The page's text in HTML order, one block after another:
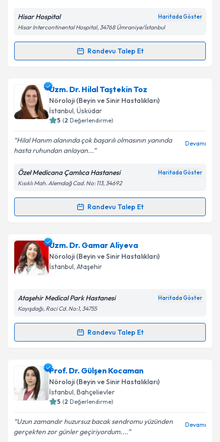
Kişisel verilerimin işlenmesine ilişkin
Metni'ni okudum ve kişisel verilerimin belirtilen
Takvim Talebini Gönder
Hisar Hospital Haritada Göster
Hisar Intercontinental Hospital, 34768 Ümraniye/İstanbul
Randevu Talep Et
Randevu Takvimi Talebi
Uzm. Dr. Gülümser Kızıltaş Tokmak
takvimi talebi oluşturun. Size bu uzmandan randevu
almanız için bir takvim hazırlandığında e-posta ile
bilgilendireceğiz.
E-posta Adresiniz
Kişisel verilerimin işlenmesine ilişkin
Metni'ni okudum ve kişisel verilerimin belirtilen
kapsamda işlenmesini kabul ediyorum.
Uzm. Dr. Hilal Taştekin Toz
Nöroloji (Beyin ve Sinir Hastalıkları)
İstanbul, Üsküdar
5 (2 Değerlendirme)
Hilal Hanım alanında çok başarılı olmasının yanında
hasta ruhundan anlayan...
Devamı
Özel Medicana Çamlıca Hastanesi Haritada Göster
Kısıklı Mah. Alemdağ Cad. No: 113, 34692
Randevu Talep Et
Randevu Takvimi Talebi
Uzm. Dr. Hilal Taştekin Toziçin randevu takvimi
talebi oluşturun. Size bu uzmandan randevu almanız
için bir takvim hazırlandığında e-posta ile
bilgilendireceğiz.
Kişisel verilerimin işlenmesine ilişkinAydınlatma
kapsamda işlenmesini kabul ediyorum.
Takvim Talebini Gönder
Uzm. Dr. Gamar Aliyeva
Nöroloji (Beyin ve Sinir Hastalıkları)
İstanbul, Ataşehir
Ataşehir Medical Park Hastanesi Haritada Göster
Kayışdağı, Raci Cd. No:1, 34755
Randevu Talep Et
Randevu Takvimi Talebi
Uzm. Dr. Gamar Aliyevaiçin randevu takvimi talebi
oluşturun. Size bu uzmandan randevu almanız için bir
takvim hazırlandığında e-posta ile bilgilendireceğiz.
Prof. Dr. Gülşen Kocaman
Nöroloji (Beyin ve Sinir Hastalıkları)
İstanbul, Bahçelievler
5 (2 Değerlendirme)
Uzun zamandır huzursuz bacak sendromu yüzünden
gerçekten zor günler geçiriyordum....
Devamı